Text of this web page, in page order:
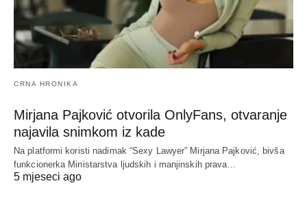
CRNA HRONIKA
Mirjana Pajković otvorila OnlyFans, otvaranje
najavila snimkom iz kade
Na platformi koristi nadimak “Sexy Lawyer” Mirjana Pajković, bivša
funkcionerka Ministarstva ljudskih i manjinskih prava…
5 mjeseci ago